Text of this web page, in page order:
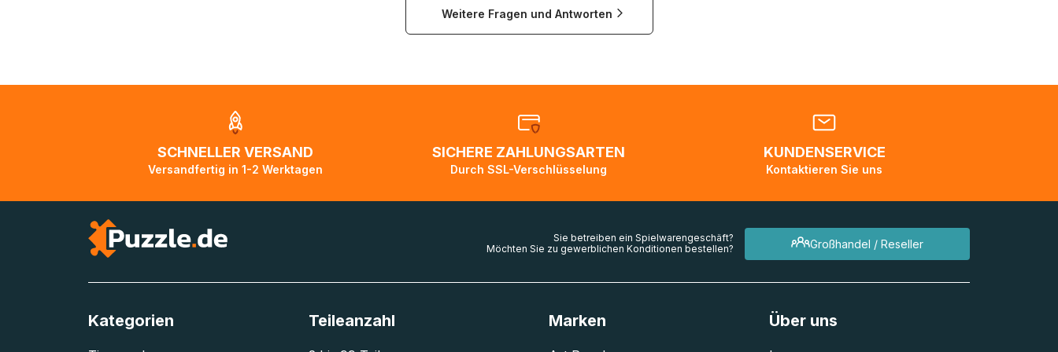
aktualisiert, sobald die Pakete im Zielland ankommen und von der dortigen
Zustellorganisation weiter bearbeitet werden.
Bitte kontaktieren Sie den Kundenservicefalls Ihr Paket länger als angegeben
Tage lang nicht gescannt wurden.
Weitere Fragen und Antworten
SCHNELLER VERSAND
Versandfertig in 1-2 Werktagen
SICHERE ZAHLUNGSARTEN
Durch SSL-Verschlüsselung
KUNDENSERVICE
Kontaktieren Sie uns
Großhandel / Reseller
Sie betreiben ein Spielwarengeschäft?
Möchten Sie zu gewerblichen Konditionen bestellen?
Kategorien Teileanzahl Marken Über uns